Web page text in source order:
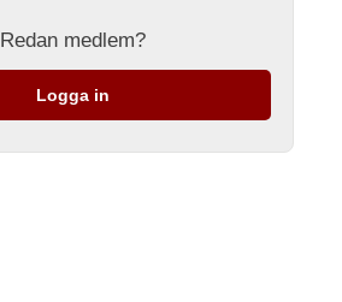
Redan medlem?
Logga in